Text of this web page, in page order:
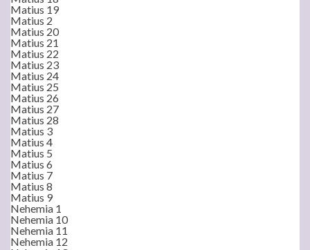
Matius 19
Matius 2
Matius 20
Matius 21
Matius 22
Matius 23
Matius 24
Matius 25
Matius 26
Matius 27
Matius 28
Matius 3
Matius 4
Matius 5
Matius 6
Matius 7
Matius 8
Matius 9
Nehemia 1
Nehemia 10
Nehemia 11
Nehemia 12